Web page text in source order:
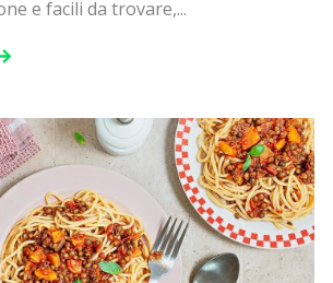
e facili da trovare,...